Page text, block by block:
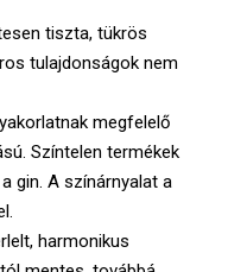
tiszta, tükrös
tulajdonságok nem
megfelelő
Színtelen termékek
gin. A színárnyalat a
harmonikus